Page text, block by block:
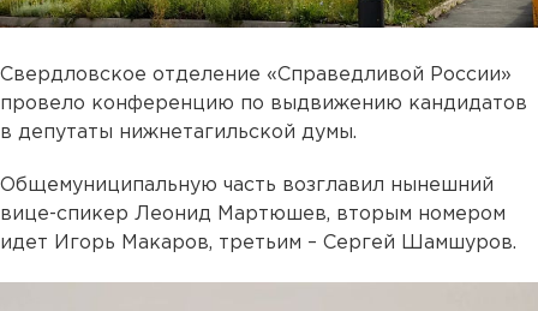
Свердловское отделение «Справедливой России»
провело конференцию по выдвижению кандидатов
в депутаты нижнетагильской думы.
Общемуниципальную часть возглавил нынешний
вице-спикер Леонид Мартюшев, вторым номером
идет Игорь Макаров, третьим – Сергей Шамшуров.